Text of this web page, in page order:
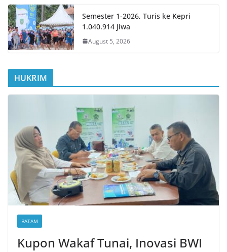
Semester 1-2026, Turis ke Kepri
1.040.914 Jiwa
August 5, 2026
HUKRIM
BATAM
Kupon Wakaf Tunai, Inovasi BWI